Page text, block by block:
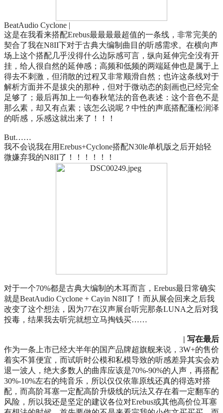
BeatAudio Cyclone |
这是在我看来搭配Erebus最最最最超值的一条线，非常完美的
契合了我在N8II下对于古典大编制曲目的听感需求。在横向声
场上这个搭配几乎没得什么边际感可言，纵向延伸完全没有开
挂，给人很自然的延伸感；高频和低频的两端延伸也是属于上
得去不刺激，但消散的过程又非常顺滑自然；也许这条线对于
解析方面并不是拔尖的那种，但对于微动态的刻画也已经完全
足够了；最后再加上一句春秋笔法的音色表述：这个音色不是
那么素，却又有点素；该怎么说呢？中性的声底搭配蓬松润泽
的听感，乐感这就出来了！！！
But……
我不会说我在用Erebus+Cyclone搭配N30le单机版之后开始轻
微嫌弃我的N8II了！！！！！！
对于一个70%都是古典大编制的木耳而言，Erebus最日常确实
就是BeatAudio Cyclone + Cayin N8II了！而从展会回来之后我
改变了这个想法，因为77在汉声展台听完那条LUNA之后对我
投毒，结果我去听完就想立马掏钱买……
| 写在最后
作为一条上市已经大半年的国产品牌超旗舰来说，3W+的售价
着实不算便宜，而试听时公模和私模导致的听感差异其实会劝
退一波人，绝大多数人的曲库应该是70%-90%的人声，再搭配
30%-10%左右的纯音乐，所以仅仅依靠原线还真的得选对搭
配，而高阶耳塞一定配高阶升级线的玩法又存在着一定翻车的
风险，所以我还是坚定的建议各位对Erebus或其他高价位耳塞